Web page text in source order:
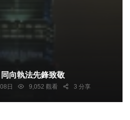
向執法先鋒致敬
日 9,052 觀看 3 分享